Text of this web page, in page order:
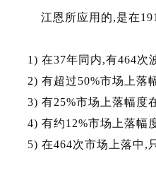
江恩所应用的,是在
1) 在37年同内,有464次
2) 有超过50%市场上落
3) 有25%市场上落幅度
4) 有约12%市场上落幅
5) 在464次市场上落中,